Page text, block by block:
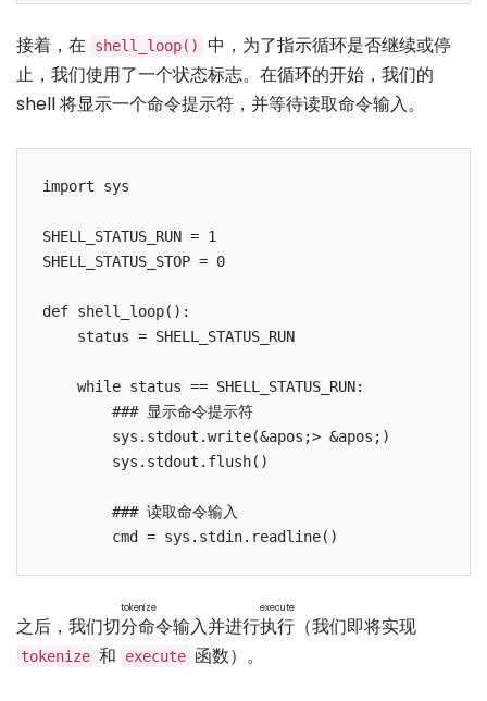
接着，在 shell_loop()
中，为了指示循环是否继续或停
止，我们使用了一个状态标志。在循环的开始，我们的
shell 将显示一个命令提示符，并等待读取命令输入。
import sys
SHELL_STATUS_RUN = 1
SHELL_STATUS_STOP = 0
def shell_loop():
    status = SHELL_STATUS_RUN
    while status == SHELL_STATUS_RUN:
        ### 显示命令提示符
        sys.stdout.write(&apos;> &apos;)
        sys.stdout.flush()
        ### 读取命令输入
之后，我们切分命令
tokenize
输入并进行执行
execute
（我们即将实现
tokenize 和 execute 函数）。